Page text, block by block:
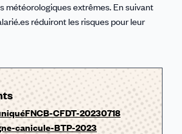
météorologiques extrêmes. En suivant
réduiront les risques pour leur
CFDT-20230718
canicule-BTP-2023